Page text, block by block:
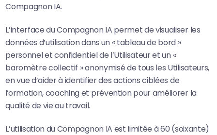
Compagnon IA.
L’interface du Compagnon IA permet de visualiser les
données d’utilisation dans un « tableau de bord »
personnel et confidentiel de l’Utilisateur et un «
baromètre collectif » anonymisé de tous les Utilisateurs,
en vue d’aider à identifier des actions ciblées de
formation, coaching et prévention pour améliorer la
qualité de vie au travail.
L’utilisation du Compagnon IA est limitée à 60 (soixante)